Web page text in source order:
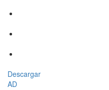
Descargar
AD